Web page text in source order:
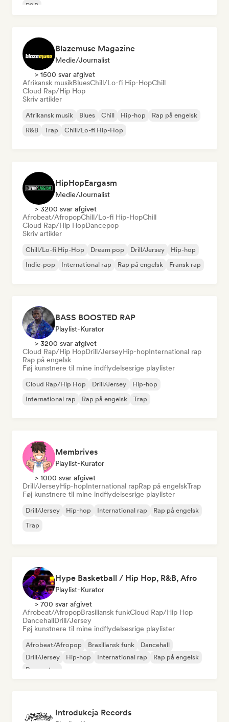
R&B
Blazemuse Magazine
Medie/journalist
> 1500 svar afgivet
Afrikansk musikBluesChill/Lo-fi Hip-HopChill
Cloud Rap/Hip Hop
Skriv artikler
Afrikansk musik Blues Chill Hip-hop
Rap på engelsk
R&B
Trap Chill/Lo-fi Hip-Hop
HipHopEargasm
Medie/journalist
> 3200 svar afgivet
Afrobeat/AfropopChill/Lo-fi Hip-HopChill
Cloud Rap/Hip HopDancepop
Skriv artikler
Chill/Lo-fi Hip-Hop Dream pop Drill/Jersey
Hip-hop
Indie-pop
International rap Rap på engelsk Fransk rap
BASS BOOSTED RAP
Playlist-Kurator
> 3200 svar afgivet
Cloud Rap/Hip HopDrill/JerseyHip-hopInternational rap
Rap på engelsk
Føj kunstnere til mine indflydelsesrige playlister
Cloud Rap/Hip Hop Drill/Jersey
Hip-hop
International rap
Rap på engelsk Trap
Membrives
Playlist-Kurator
> 1000 svar afgivet
Drill/JerseyHip-hopInternational rapRap på engelskTrap
Føj kunstnere til mine indflydelsesrige playlister
Drill/Jersey Hip-hop International rap
Rap på engelsk
Trap
Hype Basketball / Hip Hop, R&B, Afro
Playlist-Kurator
> 700 svar afgivet
Afrobeat/AfropopBrasiliansk funkCloud Rap/Hip Hop
DancehallDrill/Jersey
Føj kunstnere til mine indflydelsesrige playlister
Afrobeat/Afropop Brasiliansk funk
Dancehall
Drill/Jersey
Hip-hop International rap
Rap på engelsk
Reggaeton
Introdukcja Records